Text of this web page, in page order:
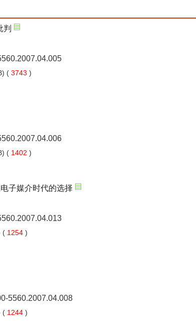
判
( 3743 )
( 1402 )
子媒介时代的选择
( 1254 )
5560.2007.04.008
( 1244 )